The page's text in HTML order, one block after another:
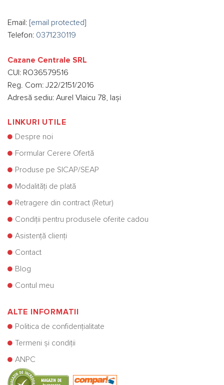
Email: [email protected]
Telefon: 0371230119
Cazane Centrale SRL
CUI: RO36579516
Reg. Com: J22/2151/2016
Adresă sediu: Aurel Vlaicu 78, Iași
LINKURI UTILE
Despre noi
Formular Cerere Ofertă
Produse pe SICAP/SEAP
Modalități de plată
Retragere din contract (Retur)
Condiții pentru produsele oferite cadou
Asistență clienți
Contact
Blog
Contul meu
ALTE INFORMATII
Politica de confidențialitate
Termeni și condiții
ANPC